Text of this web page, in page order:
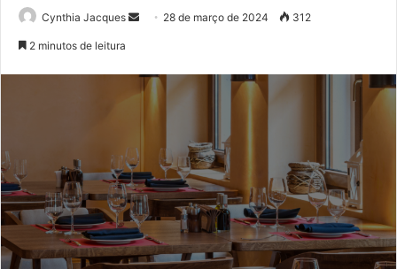
Cynthia Jacques
Mande
mail
28 de março de 2024 312
2 minutos de leitura